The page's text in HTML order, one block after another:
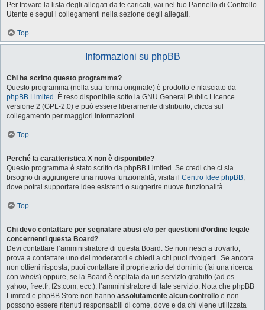
Per trovare la lista degli allegati da te caricati, vai nel tuo Pannello di Controllo
Utente e segui i collegamenti nella sezione degli allegati.
Top
Informazioni su phpBB
Chi ha scritto questo programma?
Questo programma (nella sua forma originale) è prodotto e rilasciato da
phpBB Limited . È reso disponibile sotto la GNU General Public Licence
versione 2 (GPL-2.0) e può essere liberamente distribuito; clicca sul
collegamento per maggiori informazioni.
Top
Perché la caratteristica X non è disponibile?
Questo programma è stato scritto da phpBB Limited. Se credi che ci sia
bisogno di aggiungere una nuova funzionalità, visita il Centro Idee phpBB,
dove potrai supportare idee esistenti o suggerire nuove funzionalità.
Top
Chi devo contattare per segnalare abusi e/o per questioni d’ordine legale
concernenti questa Board?
Devi contattare l’amministratore di questa Board. Se non riesci a trovarlo,
prova a contattare uno dei moderatori e chiedi a chi puoi rivolgerti. Se ancora
non ottieni risposta, puoi contattare il proprietario del dominio (fai una ricerca
con whois) oppure, se la Board è ospitata da un servizio gratuito (ad es.
yahoo, free.fr, f2s.com, ecc.), l’amministratore di tale servizio. Nota che phpBB
Limited e phpBB Store non hanno assolutamente alcun controllo e non
possono essere ritenuti responsabili di come, dove e da chi viene utilizzata